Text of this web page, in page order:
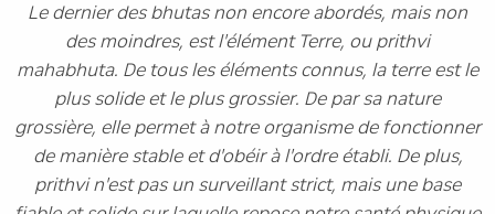
Le dernier des bhutas non encore abordés, mais non
des moindres, est l'élément Terre, ou prithvi
mahabhuta. De tous les éléments connus, la terre est le
plus solide et le plus grossier. De par sa nature
grossière, elle permet à notre organisme de fonctionner
de manière stable et d'obéir à l'ordre établi. De plus,
prithvi n'est pas un surveillant strict, mais une base